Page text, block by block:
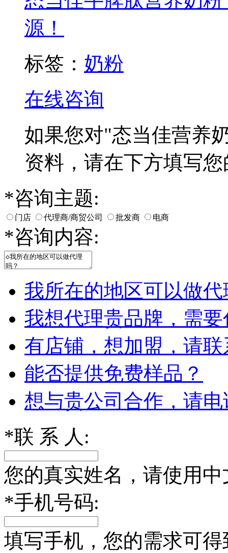
源！
标签： 奶粉
在线咨询
如果您对"态当佳营养
资料，请在下方填写
*咨询主题:
门店 代理商/商贸公司 批发商 电商
*咨询内容:
我所在的地区可以做
我想代理贵品牌，需
有店铺，想加盟，请
能否提供免费样品？
想与贵公司合作，请
*联 系 人:
您的真实姓名，请使用中
*手机号码:
填写手机，您的需求可